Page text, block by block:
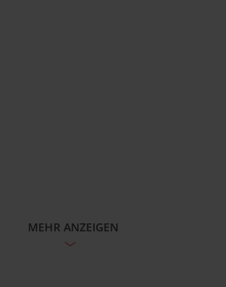
MEHR ANZEIGEN